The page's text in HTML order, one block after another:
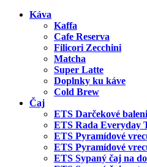
Káva
Kaffa
Cafe Reserva
Filicori Zecchini
Matcha
Super Latte
Doplnky ku káve
Cold Brew
Čaj
ETS Darčekové
ETS Rada Everyday
ETS Pyramídové
ETS Pyramídové
ETS Sypaný čaj na